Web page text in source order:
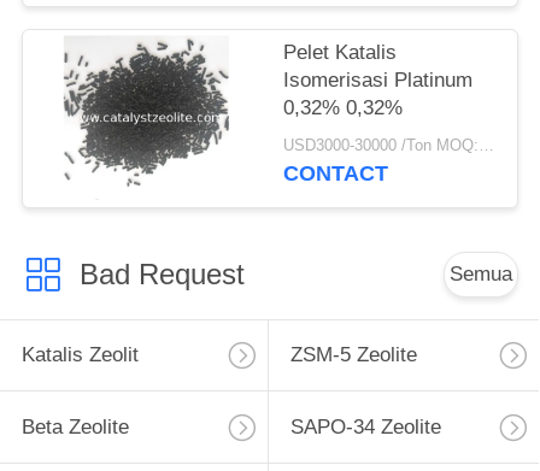
Pelet Katalis
Isomerisasi Platinum
0,32% 0,32%
USD3000-30000 /Ton MOQ:1 KG
CONTACT
Bad Request Semua
Katalis Zeolit ZSM-5 Zeolite
Beta Zeolite SAPO-34 Zeolite